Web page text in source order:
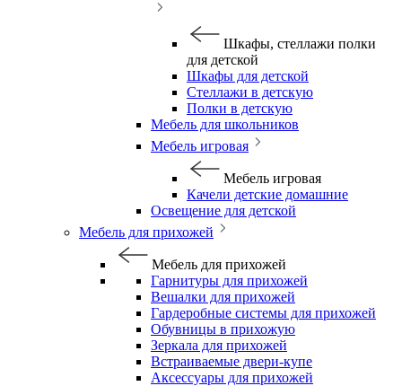
Шкафы, стеллажи полки
для детской
Шкафы для детской
Стеллажи в детскую
Полки в детскую
Мебель для школьников
Мебель игровая
Мебель игровая
Качели детские домашние
Освещение для детской
Мебель для прихожей
Мебель для прихожей
Гарнитуры для прихожей
Вешалки для прихожей
Гардеробные системы для прихожей
Обувницы в прихожую
Зеркала для прихожей
Встраиваемые двери-купе
Аксессуары для прихожей